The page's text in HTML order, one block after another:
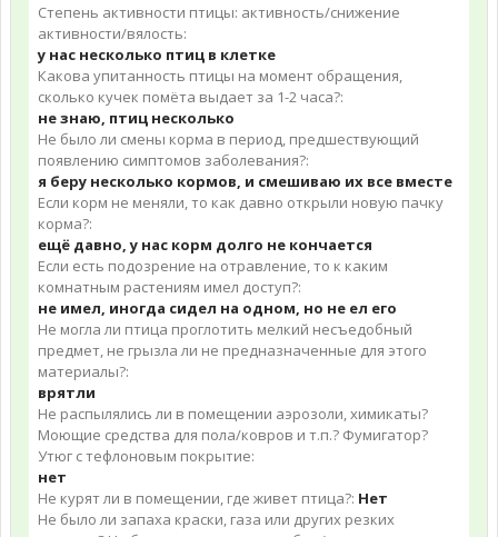
Степень активности птицы: активность/снижение
активности/вялость:
у нас несколько птиц в клетке
Какова упитанность птицы на момент обращения,
сколько кучек помёта выдает за 1-2 часа?:
не знаю, птиц несколько
Не было ли смены корма в период, предшествующий
появлению симптомов заболевания?:
я беру несколько кормов, и смешиваю их все вместе
Если корм не меняли, то как давно открыли новую пачку
корма?:
ещё давно, у нас корм долго не кончается
Если есть подозрение на отравление, то к каким
комнатным растениям имел доступ?:
не имел, иногда сидел на одном, но не ел его
Не могла ли птица проглотить мелкий несъедобный
предмет, не грызла ли не предназначенные для этого
материалы?:
врятли
Не распылялись ли в помещении аэрозоли, химикаты?
Моющие средства для пола/ковров и т.п.? Фумигатор?
Утюг с тефлоновым покрытие:
нет
Не курят ли в помещении, где живет птица?: Нет
Не было ли запаха краски, газа или других резких